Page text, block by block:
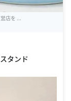
店を ...
タンド